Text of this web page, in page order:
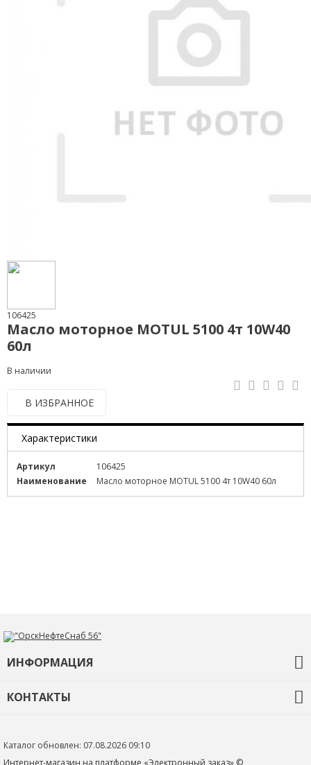
106425
Масло моторное MOTUL 5100 4т 10W40
60л
В наличии
В ИЗБРАННОЕ
Характеристики
Артикул
106425
Наименование
Масло моторное MOTUL 5100 4т 10W40 60л
ИНФОРМАЦИЯ
О компании
КОНТАКТЫ
ons56@orskneftesnab.ru
460048 г. Оренбург
Каталог обновлен: 07.08.2026 09:10